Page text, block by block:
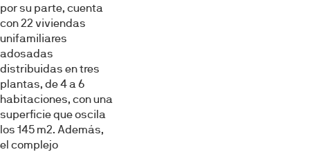
por su parte, cuenta
con 22 viviendas
unifamiliares
adosadas
distribuidas en tres
plantas, de 4 a 6
habitaciones, con una
superficie que oscila
los 145 m2. Además,
el complejo